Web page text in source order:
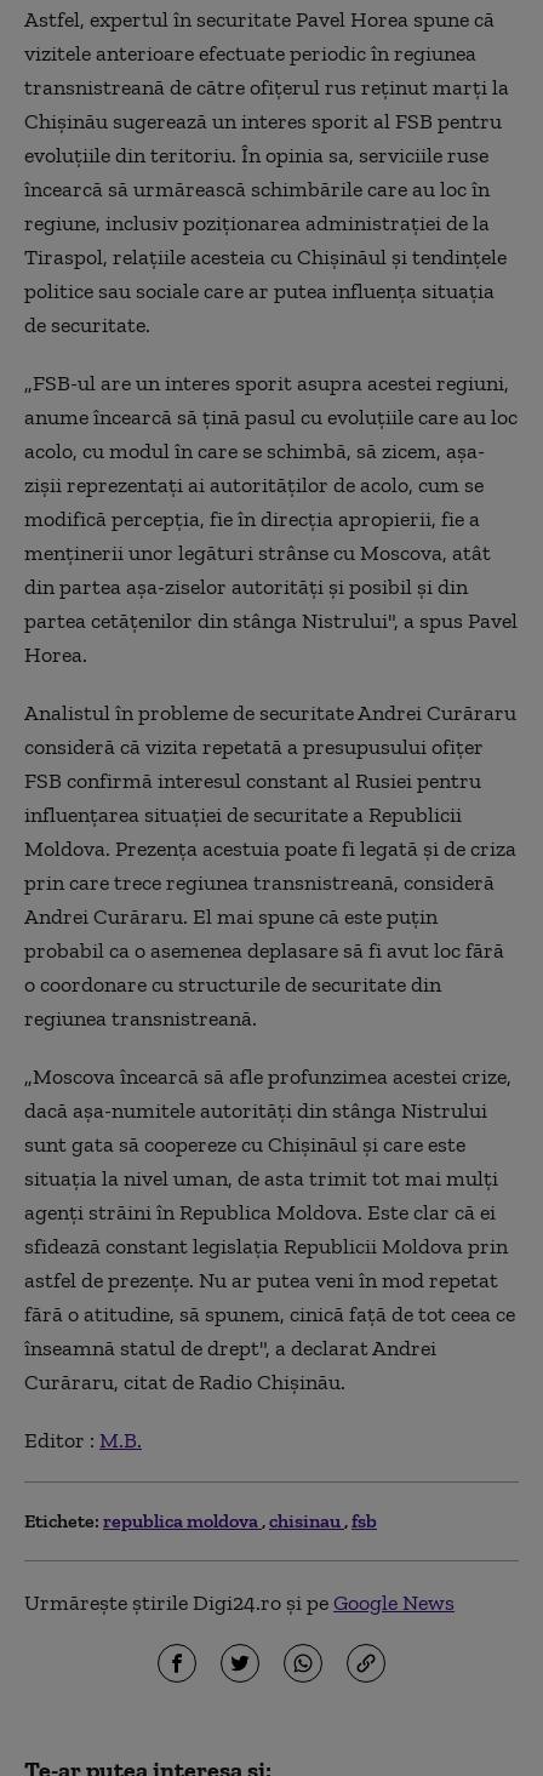
Astfel, expertul în securitate Pavel Horea spune că
vizitele anterioare efectuate periodic în regiunea
transnistreană de către ofiţerul rus reţinut marţi la
Chişinău sugerează un interes sporit al FSB pentru
evoluţiile din teritoriu. În opinia sa, serviciile ruse
încearcă să urmărească schimbările care au loc în
regiune, inclusiv poziţionarea administraţiei de la
Tiraspol, relaţiile acesteia cu Chişinăul şi tendinţele
politice sau sociale care ar putea influenţa situaţia
de securitate.
„FSB-ul are un interes sporit asupra acestei regiuni,
anume încearcă să ţină pasul cu evoluţiile care au loc
acolo, cu modul în care se schimbă, să zicem, aşa-
zişii reprezentaţi ai autorităţilor de acolo, cum se
modifică percepţia, fie în direcţia apropierii, fie a
menţinerii unor legături strânse cu Moscova, atât
din partea aşa-ziselor autorităţi şi posibil şi din
partea cetăţenilor din stânga Nistrului", a spus Pavel
Horea.
Analistul în probleme de securitate Andrei Curăraru
consideră că vizita repetată a presupusului ofiţer
FSB confirmă interesul constant al Rusiei pentru
influenţarea situaţiei de securitate a Republicii
Moldova. Prezenţa acestuia poate fi legată şi de criza
prin care trece regiunea transnistreană, consideră
Andrei Curăraru. El mai spune că este puţin
probabil ca o asemenea deplasare să fi avut loc fără
o coordonare cu structurile de securitate din
regiunea transnistreană.
„Moscova încearcă să afle profunzimea acestei crize,
dacă aşa-numitele autorităţi din stânga Nistrului
sunt gata să coopereze cu Chişinăul şi care este
situaţia la nivel uman, de asta trimit tot mai mulţi
agenţi străini în Republica Moldova. Este clar că ei
sfidează constant legislaţia Republicii Moldova prin
astfel de prezenţe. Nu ar putea veni în mod repetat
fără o atitudine, să spunem, cinică faţă de tot ceea ce
înseamnă statul de drept", a declarat Andrei
Curăraru, citat de Radio Chişinău.
Editor : M.B.
Etichete: republica moldova chisinau fsb
Urmărește știrile Digi24.ro și peGoogle News
Te-ar putea interesa și: